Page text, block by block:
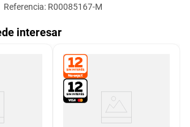
Referencia: R00085167-M
interesar